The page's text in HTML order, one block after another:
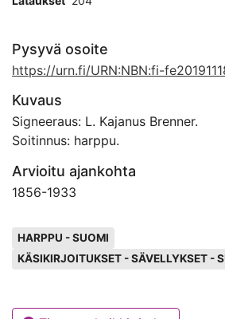
Pysyvä osoite
https://urn.fi/URN:NBN:fi-
Kuvaus
Signeeraus: L. Kajanus Brenner.
Soitinnus: harppu.
Arvioitu ajankohta
1856-1933
HARPPU - SUOMI
KÄSIKIRJOITUKSET - SÄVELLYKSET -